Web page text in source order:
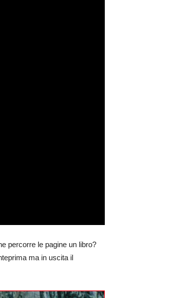
percorre le pagine un libro?
ma in uscita il